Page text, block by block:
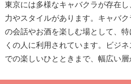
東京には多様なキャバクラが存在
力やスタイルがあります。キャバ
の会話やお酒を楽しむ場として、
くの人に利用されています。ビジ
での楽しいひとときまで、幅広い層